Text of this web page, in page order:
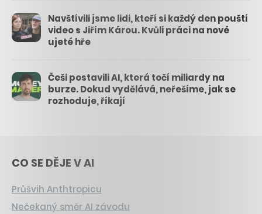
Navštívili jsme lidi, kteří si každý den pouští
video s Jiřím Károu. Kvůli práci na nové
ujeté hře
Češi postavili AI, která točí miliardy na
burze. Dokud vydělává, neřešíme, jak se
rozhoduje, říkají
CO SE DĚJE V AI
Průšvih Anthtropicu
Nečekaný směr AI závodu